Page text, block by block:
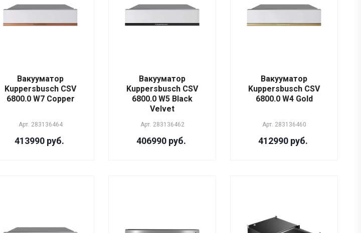
Вакууматор
Kuppersbusch CSV
6800.0 W7 Copper
Арт. 283136464
413990 руб.
Вакууматор
Kuppersbusch CSV
6800.0 W5 Black
Velvet
Арт. 283136462
406990 руб.
Вакууматор
Kuppersbusch CSV
6800.0 W4 Gold
Арт. 283136460
412990 руб.